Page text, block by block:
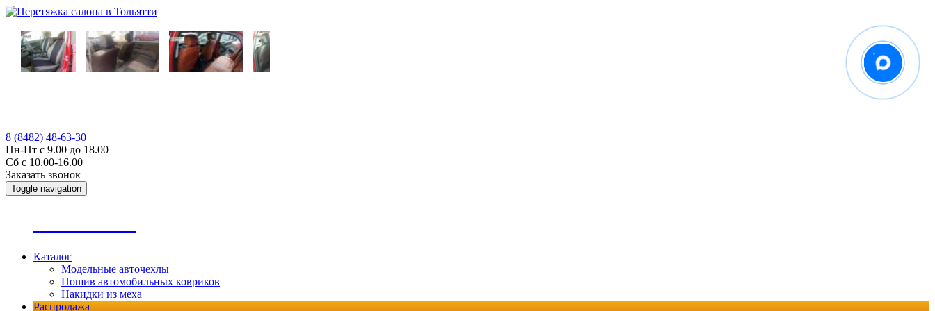
8 (8482) 48-63-30
Пн-Пт с 9.00 до 18.00
Сб с 10.00-16.00
Заказать звонок
Toggle navigation
Каталог
Модельные авточехлы
Пошив автомобильных ковриков
Накидки из меха
Распродажа